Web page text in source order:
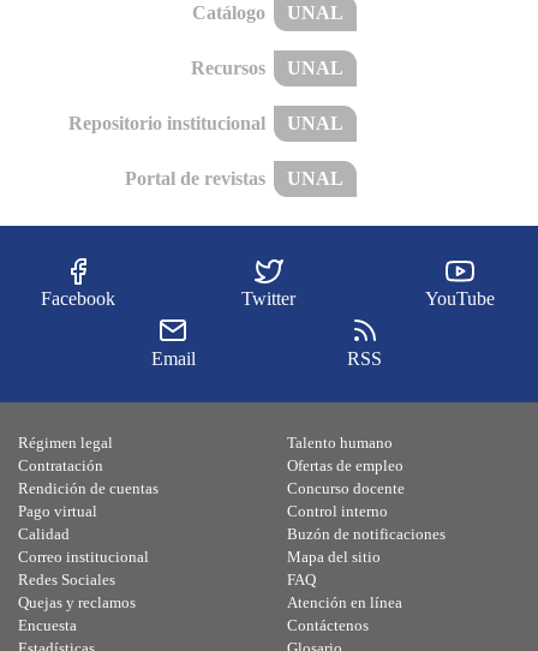
Catálogo UNAL
Recursos UNAL
Repositorio institucional UNAL
Portal de revistas UNAL
Facebook Twitter YouTube
Email RSS
Régimen legal
Contratación
Rendición de cuentas
Pago virtual
Calidad
Talento humano
Ofertas de empleo
Concurso docente
Control interno
Buzón de notificaciones
Correo institucional
Redes Sociales
Quejas y reclamos
Encuesta
Mapa del sitio
FAQ
Atención en línea
Contáctenos